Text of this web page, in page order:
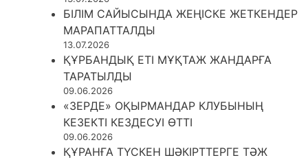
БІЛІМ САЙЫСЫНДА ЖЕҢІСКЕ ЖЕТКЕНДЕР
МАРАПАТТАЛДЫ
13.07.2026
ҚҰРБАНДЫҚ ЕТІ МҰҚТАЖ ЖАНДАРҒА
ТАРАТЫЛДЫ
09.06.2026
«ЗЕРДЕ» ОҚЫРМАНДАР КЛУБЫНЫҢ
КЕЗЕКТІ КЕЗДЕСУІ ӨТТІ
09.06.2026
ҚҰРАНҒА ТҮСКЕН ШӘКІРТТЕРГЕ ТӘЖ